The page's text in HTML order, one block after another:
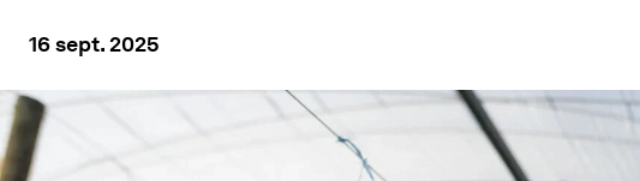
16 sept. 2025